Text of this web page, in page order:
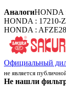
АналогиHONDA
HONDA : 17210-
HONDA : AFZE28
Официальный
не является
Не нашли